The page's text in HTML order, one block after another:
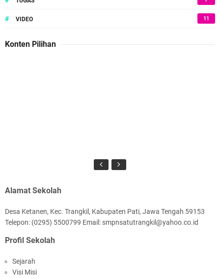
# VIDEO 11
Konten Pilihan
Alamat Sekolah
Desa Ketanen, Kec. Trangkil, Kabupaten Pati, Jawa Tengah 59153
Telepon: (0295) 5500799 Email: smpnsatutrangkil@yahoo.co.id
Profil Sekolah
Sejarah
Visi Misi